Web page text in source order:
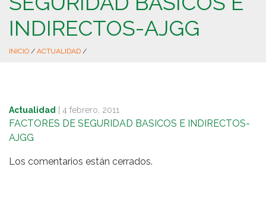
INDIRECTOS-AJGG
INICIO / ACTUALIDAD /
Actualidad 4 febrero, 2011
FACTORES DE SEGURIDAD BASICOS E INDIRECTOS-
AJGG
Los comentarios están cerrados.